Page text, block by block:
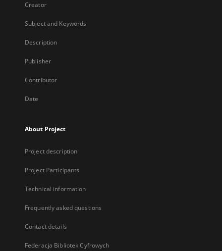
Creator
Subject and Keywords
Description
Publisher
Contributor
Date
About Project
Project description
Project Participants
Technical information
Frequently asked questions
Contact details
Federacja Bibliotek Cyfrowych